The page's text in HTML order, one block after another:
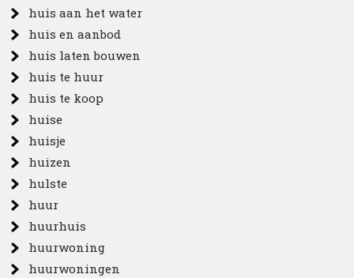
huis aan het water
huis en aanbod
huis laten bouwen
huis te huur
huis te koop
huise
huisje
huizen
hulste
huur
huurhuis
huurwoning
huurwoningen